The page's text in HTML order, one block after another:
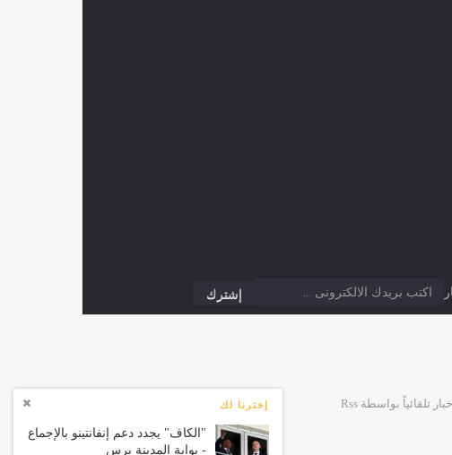
إخترنا لك
"الكاف" يجدد دعم إنفانتينو بالإجماع
- بوابة المدينة برس